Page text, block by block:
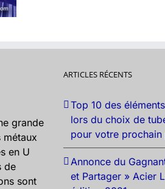
grande
métaux
en U
de
sont
ARTICLES RÉCENTS
Top 10 des
lors du choix de
pour votre
Annonce du
et Partager » Acier